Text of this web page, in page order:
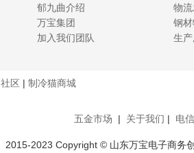
郁九曲介绍
万宝集团
加入我们团队
物
钢
生
区 | 制冷猫商城
五金市场 | 关于我们 | 电
2015-2023 Copyright © 山东万宝电子商务